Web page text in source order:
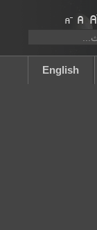
English